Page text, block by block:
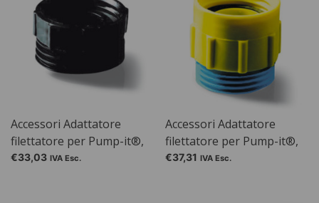
(filettatura esterna)
Accessori Adattatore
filettatore per Pump-it®,
Gesch. anteriore: DIN 60,
€33,03 IVA Esc.
Accessori Adattatore
filettatore per Pump-it®,
Gesch. anteriore: DIN 61,
€37,31 IVA Esc.